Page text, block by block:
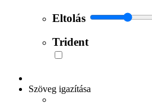
Eltolás
Trident
Szöveg igazítása